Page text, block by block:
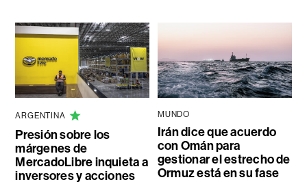
ARGENTINA
Presión sobre los
márgenes de
MercadoLibre inquieta a
inversores y acciones
MUNDO
Irán dice que acuerdo
con Omán para
gestionar el estrecho de
Ormuz está en su fase